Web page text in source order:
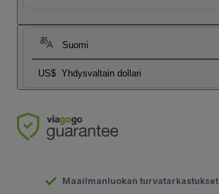
Suomi
US$ Yhdysvaltain dollari
Maailmanluokan turvatarkastukset